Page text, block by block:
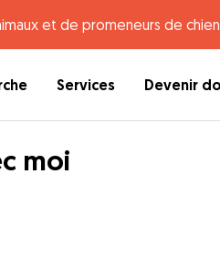
et de promeneurs de
Services Devenir
moi